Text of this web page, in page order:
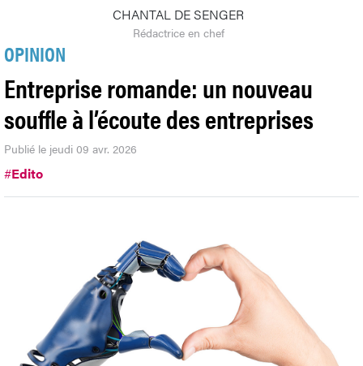
CHANTAL DE SENGER
Rédactrice en chef
OPINION
Entreprise romande: un nouveau
souffle à l’écoute des entreprises
Publié le jeudi 09 avr. 2026
#Edito